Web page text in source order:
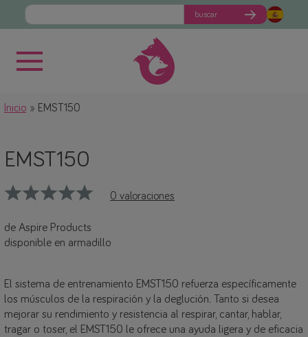
buscar
Inicio EMST150
EMST150
0 valoraciones
de Aspire Products
disponible en armadillo
El sistema de entrenamiento EMST150 refuerza específicamente
los músculos de la respiración y la deglución. Tanto si desea
mejorar su rendimiento y resistencia al respirar, cantar, hablar,
tragar o toser, el EMST150 le ofrece una ayuda ligera y de eficacia